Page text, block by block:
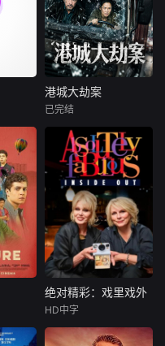
色
失
带
破箱、两命陨灭，
悍匪携枪遁入茫茫
戈壁。刑警杨志刚
凭现场足迹与痕迹
精准锁凶，追凶途
中接连牵出牧民灭
口、矿场内鬼、信
命团伙内讧反杀、
边境
赵
在
后
市
立
一
充
子
缘
到
新
港城大劫案
90年代中国香港，
三位深陷生存绝境
的底层小人物，因
一场劫案命运交
织。押款员唐月玲
急需巨款为心脏病
父亲做移植手术；
搭档李国荣遭杀猪
盘骗光积蓄，还面
临失业危机；街坊
丧坤在黑帮九纹龙
丢社团钱款，遭黑
港城大劫案
已完结
绝对精彩：戏里戏外
理查德·柯蒂斯
绝对精彩：戏里戏外
HD中字